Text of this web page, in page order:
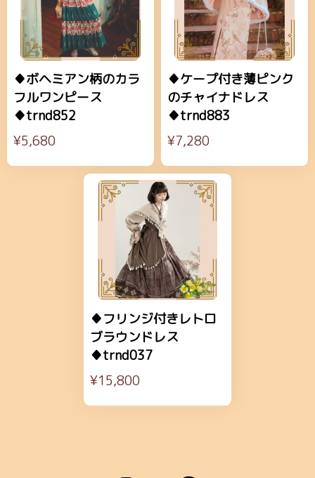
♦ボヘミアン柄のカラ
フルワンピース
♦trnd852
¥5,680
♦ケープ付き薄ピンク
のチャイナドレス
♦trnd883
¥7,280
♦フリンジ付きレトロ
ブラウンドレス
♦trnd037
¥15,800